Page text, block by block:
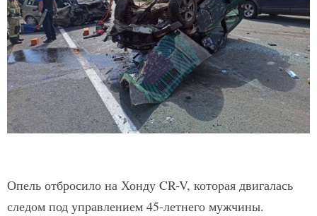
Опель отбросило на Хонду CR-V, которая двигалась
следом под управлением 45-летнего мужчины.